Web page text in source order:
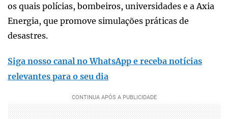
os quais polícias, bombeiros, universidades e a Axia
Energia, que promove simulações práticas de
desastres.
Siga nosso canal no WhatsApp e receba notícias
relevantes para o seu dia